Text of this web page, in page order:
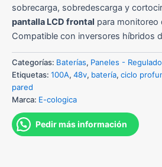
sobrecarga, sobredescarga y
pantalla LCD frontal para monitoreo
Compatible con inversores híbridos
Categorías: Baterías, Paneles -
Etiquetas: 100A, 48v, batería, ciclo
pared
Marca: E-cologica
Pedir más información